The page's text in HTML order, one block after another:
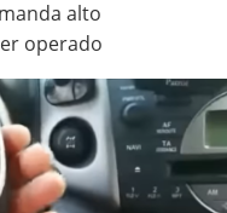
alto
operado